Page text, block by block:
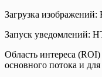
Загрузка
Запуск уведомлений:
Область интереса (ROI)
основного потока и